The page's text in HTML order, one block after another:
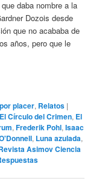
daba nombre a la
Dozois desde
que no acababa de
años, pero que le
placer, Relatos |
El Círculo del Crimen, El
,Frederik Pohl,Isaac
, Luna azulada,
Asimov Ciencia